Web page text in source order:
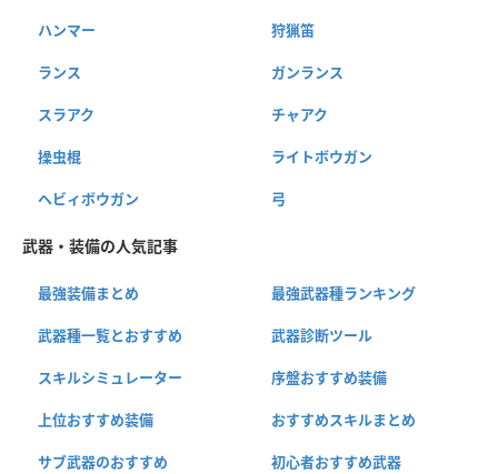
ハンマー 狩猟笛
ランス ガンランス
スラアク チャアク
操虫棍 ライトボウガン
ヘビィボウガン 弓
武器・装備の人気記事
最強装備まとめ 最強武器種ランキング
武器種一覧とおすすめ 武器診断ツール
スキルシミュレーター 序盤おすすめ装備
上位おすすめ装備 おすすめスキルまとめ
サブ武器のおすすめ 初心者おすすめ武器